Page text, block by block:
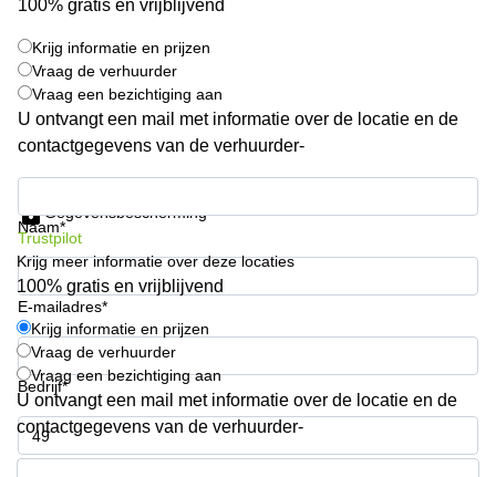
centre
à Mons
Huren
virtueel
kantoor in
Antwerpen
Antwerpen
Locaux
commerciaux
à louer en
Bruxelles
Kantoor
te huur
in Sint-
Niklaas
100% gratis en vrijblijvend
Krijg informatie en prijzen
Vraag de verhuurder
Vraag een bezichtiging aan
U ontvangt een mail met informatie over de locatie en de
contactgegevens van de verhuurder-
Naam*
E-mailadres*
Bedrijf*
Telefoonnummer*
Gegevensbescherming
Trustpilot
Krijg meer informatie over deze locaties
100% gratis en vrijblijvend
Krijg informatie en prijzen
Vraag de verhuurder
Vraag een bezichtiging aan
U ontvangt een mail met informatie over de locatie en de
contactgegevens van de verhuurder-